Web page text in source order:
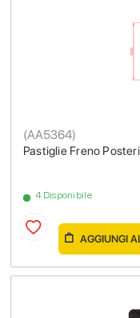
Pastiglie Freno
(AA5364)
4 Disponibile
AGGIUNGI